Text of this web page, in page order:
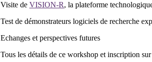
Visite de VISION-R, la plateforme
Test de démonstrateurs logiciels de recherche
Echanges et perspectives futures
Tous les détails de ce workshop et inscription sur